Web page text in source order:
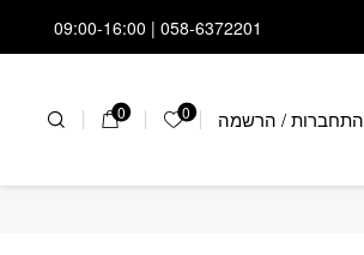
058-6372201 | 09:00-16:00
התחברות/ הרשמה 0הרשימה שלי
0